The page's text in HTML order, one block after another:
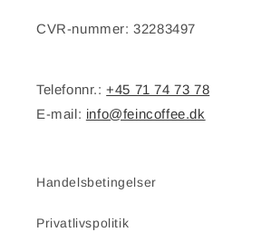
CVR-nummer: 32283497
Telefonnr.:+45 71 74 73 78
E-mail: info@feincoffee.dk
Handelsbetingelser
Privatlivspolitik